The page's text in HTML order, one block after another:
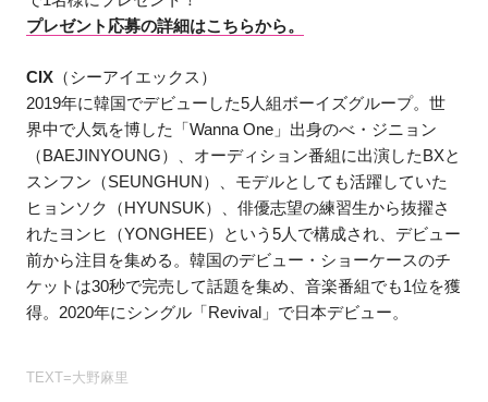
プレゼント応募の詳細はこちらから。
CIX （シーアイエックス）
2019年に韓国でデビューした5人組ボーイズグループ。世
界中で人気を博した「Wanna One」出身のべ・ジニョン
（BAEJINYOUNG）、オーディション番組に出演したBXと
スンフン（SEUNGHUN）、モデルとしても活躍していた
ヒョンソク（HYUNSUK）、俳優志望の練習生から抜擢さ
れたヨンヒ（YONGHEE）という5人で構成され、デビュー
前から注目を集める。韓国のデビュー・ショーケースのチ
ケットは30秒で完売して話題を集め、音楽番組でも1位を獲
得。2020年にシングル「Revival」で日本デビュー。
TEXT=大野麻里